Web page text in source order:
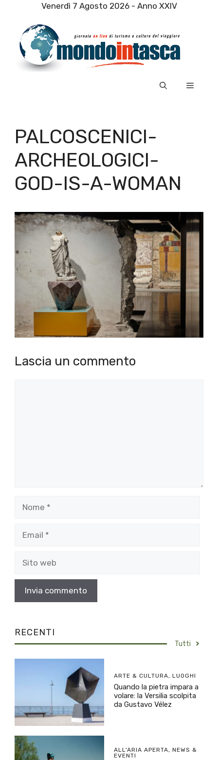
contenuto
Venerdì 7 Agosto 2026 - Anno XXIV
Menu
PALCOSCENICI-
ARCHEOLOGICI-
GOD-IS-A-WOMAN
Lascia un commento
web
RECENTI
Tutti
ARTE & CULTURA, LUOGHI
Quando la pietra impara a
volare: la Versilia scolpita
da Gustavo Vélez
ALL'ARIA APERTA, NEWS &
EVENTI